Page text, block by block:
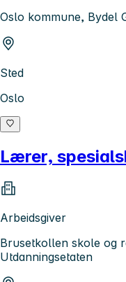
Oslo kommune, Bydel
Sted
Oslo
Lærer,
Arbeidsgiver
Brusetkollen skole og
Utdanningsetaten